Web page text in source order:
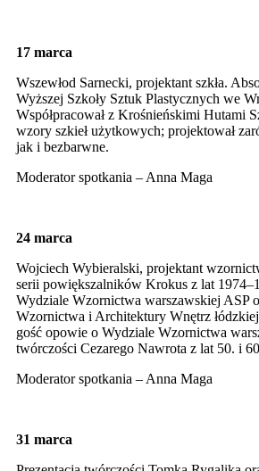
17 marca
Wszewłod Sarnecki, projektant szkła.
Wyższej Szkoły Sztuk Plastycznych we
Współpracował z Krośnieńskimi Hutami
wzory szkieł użytkowych; projektował
jak i bezbarwne.
Moderator spotkania – Anna Maga
24 marca
Wojciech Wybieralski, projektant
serii powiększalników Krokus z lat
Wydziale Wzornictwa warszawskiej ASP
Wzornictwa i Architektury Wnętrz
gość opowie o Wydziale Wzornictwa
twórczości Cezarego Nawrota z lat 50. i
Moderator spotkania – Anna Maga
31 marca